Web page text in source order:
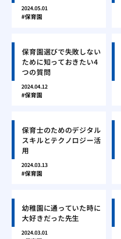
2024.05.01
保育園
保育園選びで失敗しない
ために知っておきたい4
つの質問
2024.04.12
保育園
保育士のためのデジタル
スキルとテクノロジー活
用
2024.03.13
保育園
幼稚園に通っていた時に
大好きだった先生
2024.03.01